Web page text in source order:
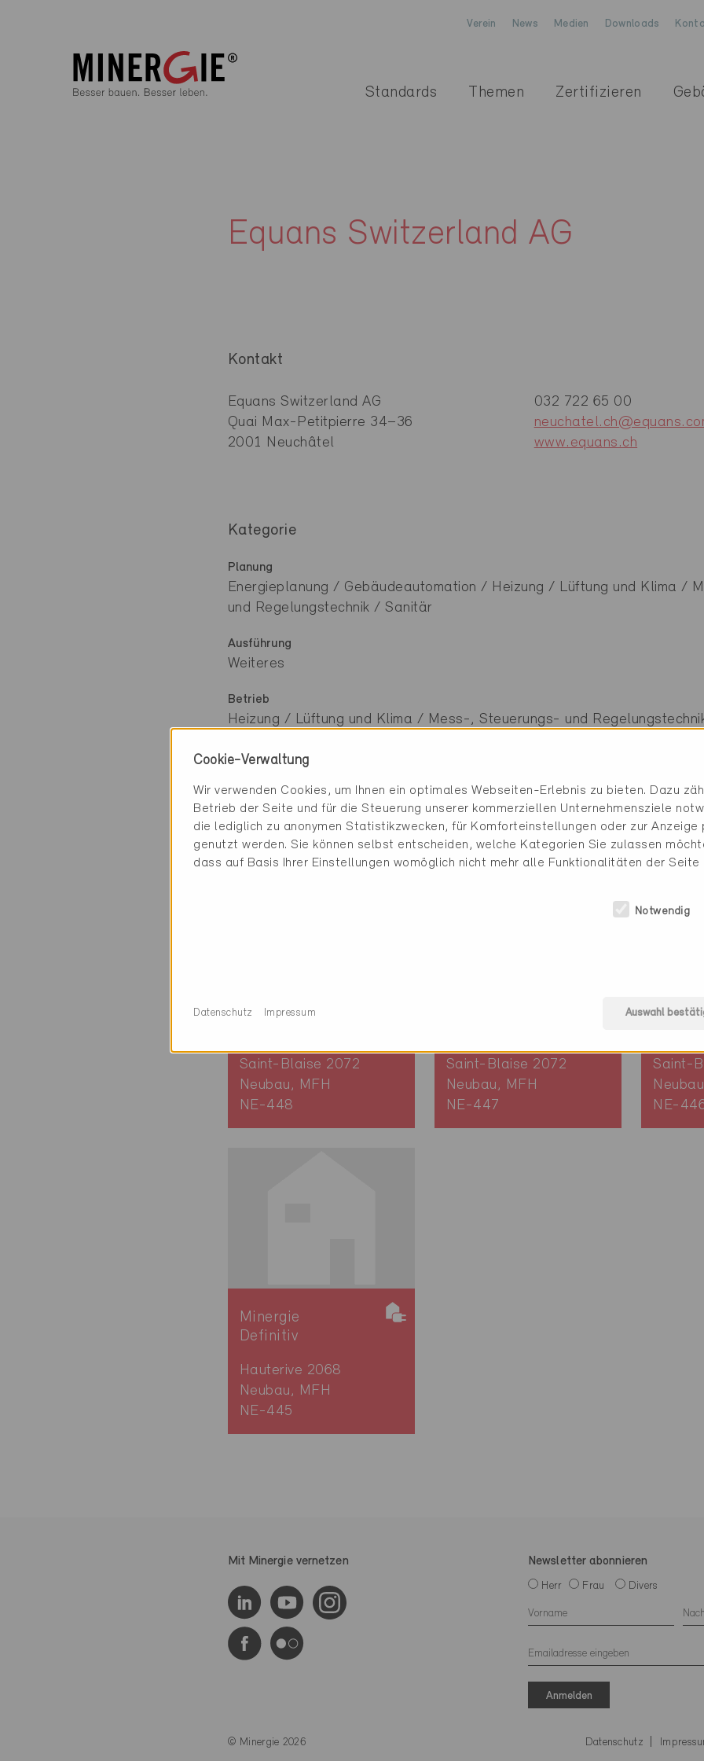
Verein News Medien Downloads
Standards Themen Zertifizieren
Equans Switzerland AG
Kontakt
Equans Switzerland AG
Quai Max-Petitpierre 34–36
2001 Neuchâtel
032 722 65 00
www.equans.ch
Kategorie
Planung
Energieplanung / Gebäudeautomation / Heizung / Lüftung und Klima /
und Regelungstechnik / Sanitär
Ausführung
Weiteres
Betrieb
Heizung / Lüftung und Klima / Mess-, Steuerungs- und
4 Minergie Gebäude (4 Zertifikate)
Minergie
Saint-Blaise 2072
Neubau, MFH
NE-448
Saint-Blaise 2072
Neubau, MFH
NE-447
Saint-
NE-
Minergie
Definitiv
Hauterive 2068
Neubau, MFH
NE-445
Mit Minergie vernetzen Newsletter abonnieren
Herr Frau Divers
Anmelden
© Minergie 2026 Datenschutz
Cookie-Verwaltung
Wir verwenden Cookies, um Ihnen ein optimales Webseiten-Erlebnis zu bieten. Dazu
Betrieb der Seite und für die Steuerung unserer kommerziellen Unternehmensziele
die lediglich zu anonymen Statistikzwecken, für Komforteinstellungen oder zur
genutzt werden. Sie können selbst entscheiden, welche Kategorien Sie zulassen
dass auf Basis Ihrer Einstellungen womöglich nicht mehr alle Funktionalitäten der Seite
Notwendig
Auswahl
Datenschutz Impressum